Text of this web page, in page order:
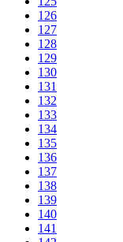
126
127
128
129
130
131
132
133
134
135
136
137
138
139
140
141